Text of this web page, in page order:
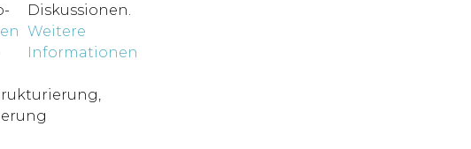
Diskussionen.
Weitere
Informationen